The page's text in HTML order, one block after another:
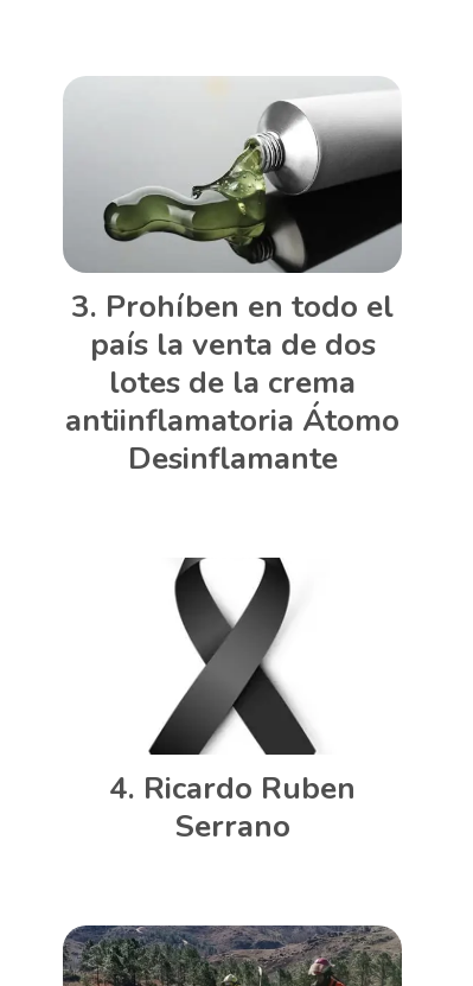
Prohíben en todo el
país la venta de dos
lotes de la crema
antiinflamatoria Átomo
Desinflamante
Ricardo Ruben
Serrano